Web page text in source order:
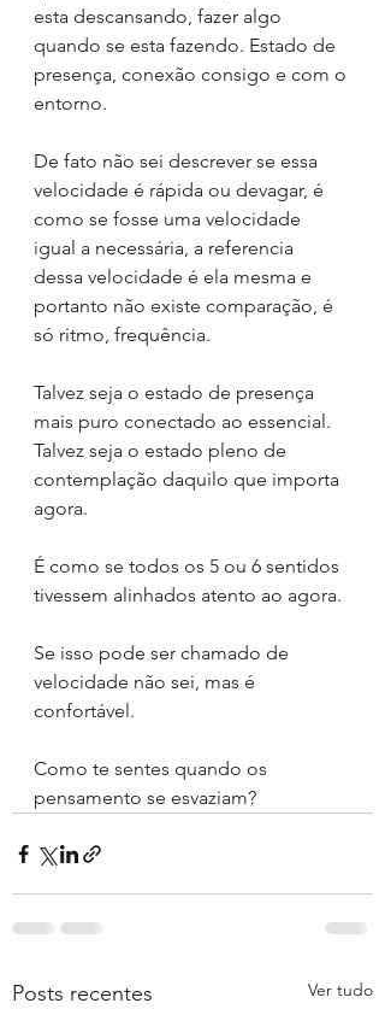
esta descansando, fazer algo
quando se esta fazendo. Estado de
presença, conexão consigo e com o
entorno.
De fato não sei descrever se essa
velocidade é rápida ou devagar, é
como se fosse uma velocidade
igual a necessária, a referencia
dessa velocidade é ela mesma e
portanto não existe comparação, é
só ritmo, frequência.
Talvez seja o estado de presença
mais puro conectado ao essencial.
Talvez seja o estado pleno de
contemplação daquilo que importa
agora.
É como se todos os 5 ou 6 sentidos
tivessem alinhados atento ao agora.
Se isso pode ser chamado de
velocidade não sei, mas é
confortável.
Como te sentes quando os
pensamento se esvaziam?
Posts recentes Ver tudo